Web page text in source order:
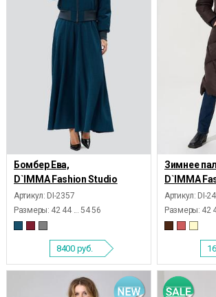
Бомбер Ева,
D`IMMA Fashion Studio
Артикул: DI-2357
Размеры: 42 44 ... 54 56
8400 руб.
Зимнее
D`IMMA
Артикул: DI-
Размеры: 42